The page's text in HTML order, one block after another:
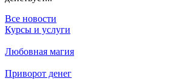
Все новости
Курсы и услуги
Любовная магия
Приворот денег